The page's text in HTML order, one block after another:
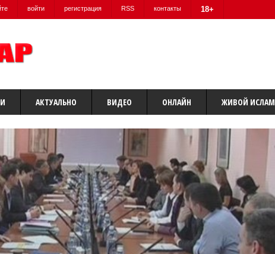
войти регистрация RSS контакты 18+
АКТУАЛЬНО ВИДЕО ОНЛАЙН ЖИВОЙ ИСЛАМ